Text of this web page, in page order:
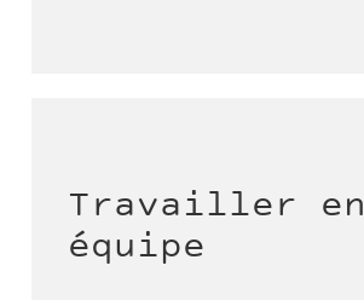
Travailler en
équipe